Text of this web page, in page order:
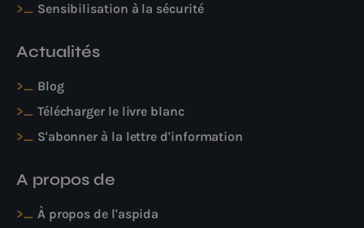
Sensibilisation à la sécurité
Actualités
Blog
Télécharger le livre blanc
S'abonner à la lettre d'information
A propos de
À propos de l'aspida